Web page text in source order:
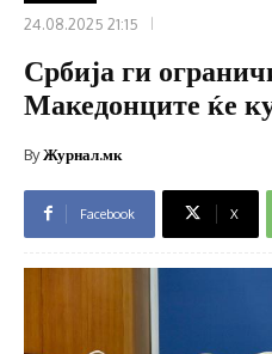
24.08.2025 21:15
Србија ги
Македонците ќе
ByЖурнал.мк
Facebook X